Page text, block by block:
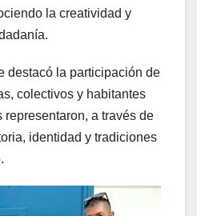
la creatividad y
destacó la participación de
colectivos y habitantes
a través de
identidad y tradiciones